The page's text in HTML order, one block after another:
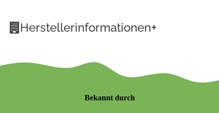
Herstellerinformationen+
Bekannt durch